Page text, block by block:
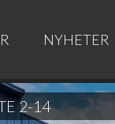
NYHETER
2-14